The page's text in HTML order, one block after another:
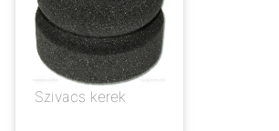
Szivacs kerek